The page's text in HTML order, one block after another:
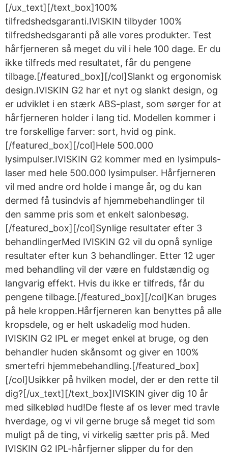
[/ux_text][/text_box]100%
tilfredshedsgaranti.IVISKIN tilbyder 100%
tilfredshedsgaranti på alle vores produkter. Test
hårfjerneren så meget du vil i hele 100 dage. Er du
ikke tilfreds med resultatet, får du pengene
tilbage.[/featured_box][/col]Slankt og ergonomisk
design.IVISKIN G2 har et nyt og slankt design, og
er udviklet i en stærk ABS-plast, som sørger for at
hårfjerneren holder i lang tid. Modellen kommer i
tre forskellige farver: sort, hvid og pink.
[/featured_box][/col]Hele 500.000
lysimpulser.IVISKIN G2 kommer med en lysimpuls-
laser med hele 500.000 lysimpulser. Hårfjerneren
vil med andre ord holde i mange år, og du kan
dermed få tusindvis af hjemmebehandlinger til
den samme pris som et enkelt salonbesøg.
[/featured_box][/col]Synlige resultater efter 3
behandlingerMed IVISKIN G2 vil du opnå synlige
resultater efter kun 3 behandlinger. Etter 12 uger
med behandling vil der være en fuldstændig og
langvarig effekt. Hvis du ikke er tilfreds, får du
pengene tilbage.[/featured_box][/col]Kan bruges
på hele kroppen.Hårfjerneren kan benyttes på alle
kropsdele, og er helt uskadelig mod huden.
IVISKIN G2 IPL er meget enkel at bruge, og den
behandler huden skånsomt og giver en 100%
smertefri hjemmebehandling.[/featured_box]
[/col]Usikker på hvilken model, der er den rette til
dig?[/ux_text][/text_box]IVISKIN giver dig 10 år
med silkeblød hud!De fleste af os lever med travle
hverdage, og vi vil gerne bruge så meget tid som
muligt på de ting, vi virkelig sætter pris på. Med
IVISKIN G2 IPL-hårfjerner slipper du for den